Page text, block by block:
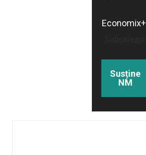
Economix+
Susține
NM